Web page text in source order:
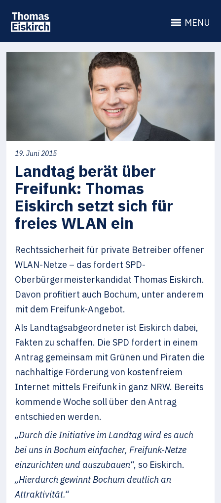
MENU
19. Juni 2015
Landtag berät über
Freifunk: Thomas
Eiskirch setzt sich für
freies WLAN ein
Rechtssicherheit für private Betreiber offener
WLAN-Netze – das fordert SPD-
Oberbürgermeisterkandidat Thomas Eiskirch.
Davon profitiert auch Bochum, unter anderem
mit dem Freifunk-Angebot.
Als Landtagsabgeordneter ist Eiskirch dabei,
Fakten zu schaffen. Die SPD fordert in einem
Antrag gemeinsam mit Grünen und Piraten die
nachhaltige Förderung von kostenfreiem
Internet mittels Freifunk in ganz NRW. Bereits
kommende Woche soll über den Antrag
entschieden werden.
„Durch die Initiative im Landtag wird es auch
bei uns in Bochum einfacher, Freifunk-Netze
einzurichten und auszubauen“, so Eiskirch.
„Hierdurch gewinnt Bochum deutlich an
Attraktivität.“